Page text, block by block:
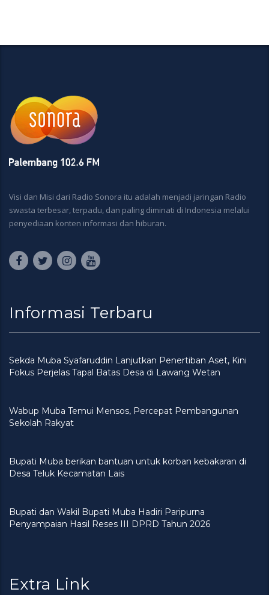
Visi dan Misi dari Radio Sonora itu adalah menjadi jaringan Radio
swasta terbesar, terpadu, dan paling diminati di Indonesia melalui
penyediaan konten informasi dan hiburan.
Informasi Terbaru
Sekda Muba Syafaruddin Lanjutkan Penertiban Aset, Kini
Fokus Perjelas Tapal Batas Desa di Lawang Wetan
Wabup Muba Temui Mensos, Percepat Pembangunan
Sekolah Rakyat
Bupati Muba berikan bantuan untuk korban kebakaran di
Desa Teluk Kecamatan Lais
Bupati dan Wakil Bupati Muba Hadiri Paripurna
Penyampaian Hasil Reses III DPRD Tahun 2026
Extra Link